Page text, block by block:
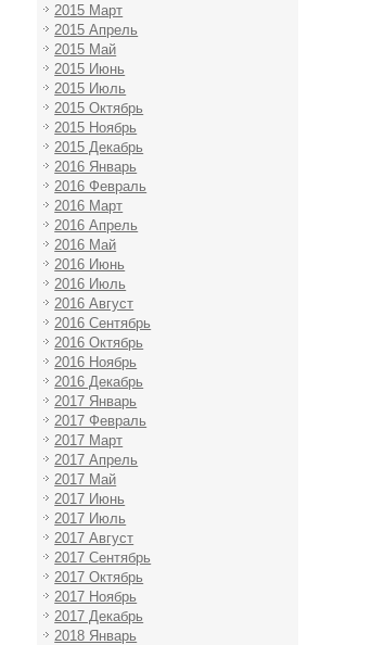
2015 Март
2015 Апрель
2015 Май
2015 Июнь
2015 Июль
2015 Октябрь
2015 Ноябрь
2015 Декабрь
2016 Январь
2016 Февраль
2016 Март
2016 Апрель
2016 Май
2016 Июнь
2016 Июль
2016 Август
2016 Сентябрь
2016 Октябрь
2016 Ноябрь
2016 Декабрь
2017 Январь
2017 Февраль
2017 Март
2017 Апрель
2017 Май
2017 Июнь
2017 Июль
2017 Август
2017 Сентябрь
2017 Октябрь
2017 Ноябрь
2017 Декабрь
2018 Январь